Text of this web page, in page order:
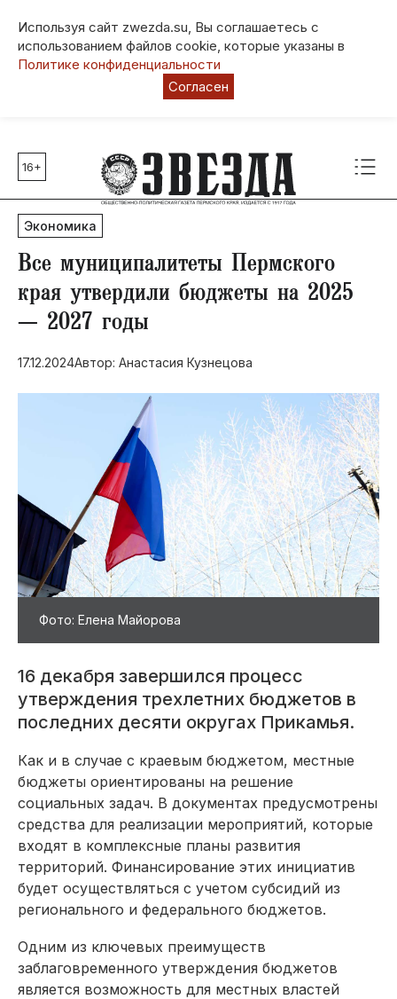
Используя сайт zwezda.su, Вы соглашаетесь с
использованием файлов cookie, которые указаны в
Политике конфиденциальности
Согласен
Главные темы
80 лет Победы
Молодежная столица РФ
СВО
Выборы в Пермском крае
Социальная поддержка
Инфраструктура
Благоустройство
16+
Экономика
​Все муниципалитеты Пермского
края утвердили бюджеты на 2025
— 2027 годы
17.12.2024Автор: Анастасия Кузнецова
Фото: Елена Майорова
16 декабря завершился процесс
утверждения трехлетних бюджетов в
последних десяти округах Прикамья.
Как и в случае с краевым бюджетом, местные
бюджеты ориентированы на решение
социальных задач. В документах предусмотрены
средства для реализации мероприятий, которые
входят в комплексные планы развития
территорий. Финансирование этих инициатив
будет осуществляться с учетом субсидий из
регионального и федерального бюджетов.
Одним из ключевых преимуществ
заблаговременного утверждения бюджетов
является возможность для местных властей